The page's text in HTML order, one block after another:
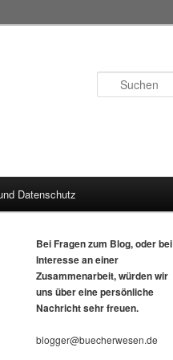
Datenschutz
Bei Fragen zum Blog, oder bei
Interesse an einer
Zusammenarbeit, würden wir
uns über eine persönliche
Nachricht sehr freuen.
blogger@buecherwesen.de